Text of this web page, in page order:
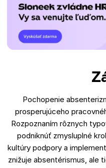
Pochopenie
prosperujúceho
Rozpoznaním rôznych
podniknúť zmysluplné
kultúry podpory a
znižuje absentérismus, ale